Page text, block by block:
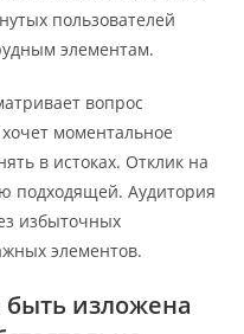
пользователей
элементам.
вопрос
моментальное
в истоках. Отклик на
подходящей. Аудитория
избыточных
элементов.
изложена